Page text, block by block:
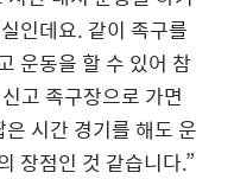
인데요. 같이 족구를
운동을 할 수 있어 참
고 족구장으로 가면
시간 경기를 해도 운
장점인 것 같습니다.”